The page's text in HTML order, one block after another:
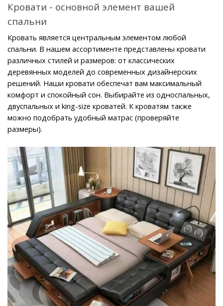
Кровати - основной элемент вашей
спальни
Кровать является центральным элементом любой
спальни. В нашем ассортименте представлены кровати
различных стилей и размеров: от классических
деревянных моделей до современных дизайнерских
решений. Наши кровати обеспечат вам максимальный
комфорт и спокойный сон. Выбирайте из односпальных,
двуспальных и king-size кроватей. К кроватям также
можно подобрать удобный матрас (проверяйте
размеры).